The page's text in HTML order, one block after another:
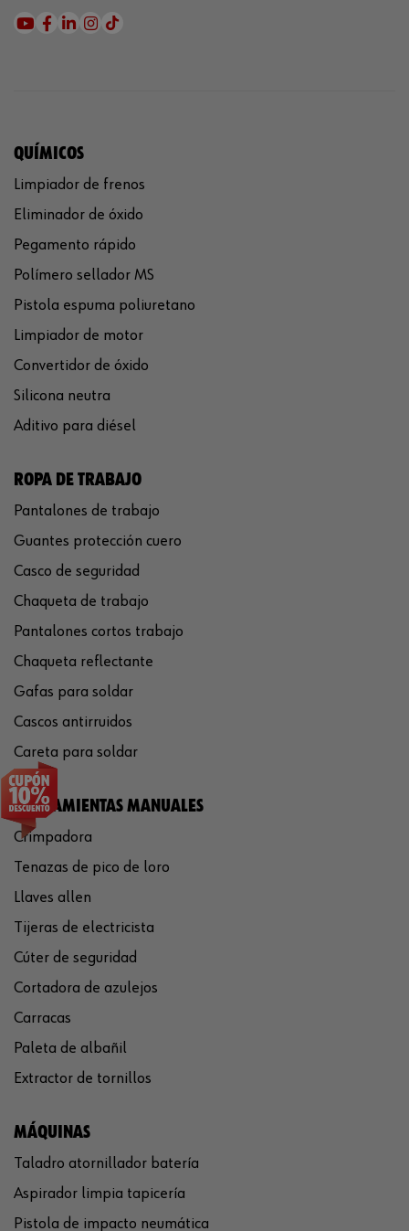
QUÍMICOS
Limpiador de frenos
Eliminador de óxido
Pegamento rápido
Polímero sellador MS
Pistola espuma poliuretano
Limpiador de motor
Convertidor de óxido
Silicona neutra
Aditivo para diésel
ROPA DE TRABAJO
Pantalones de trabajo
Guantes protección cuero
Casco de seguridad
Chaqueta de trabajo
Pantalones cortos trabajo
Chaqueta reflectante
Gafas para soldar
Cascos antirruidos
Careta para soldar
HERRAMIENTAS MANUALES
Crimpadora
Tenazas de pico de loro
Llaves allen
Tijeras de electricista
Cúter de seguridad
Cortadora de azulejos
Carracas
Paleta de albañil
Extractor de tornillos
MÁQUINAS
Taladro atornillador batería
Aspirador limpia tapicería
Pistola de impacto neumática